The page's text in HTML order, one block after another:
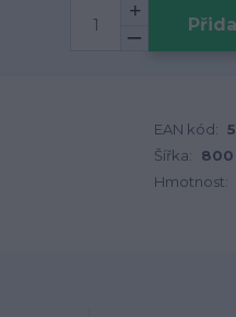
EAN kód:
Šířka:
800
Hmotnost: